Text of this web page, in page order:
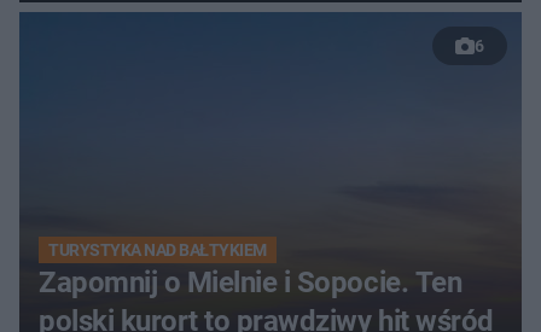
6
TURYSTYKA NAD BAŁTYKIEM
Zapomnij o Mielnie i Sopocie. Ten
polski kurort to prawdziwy hit wśród